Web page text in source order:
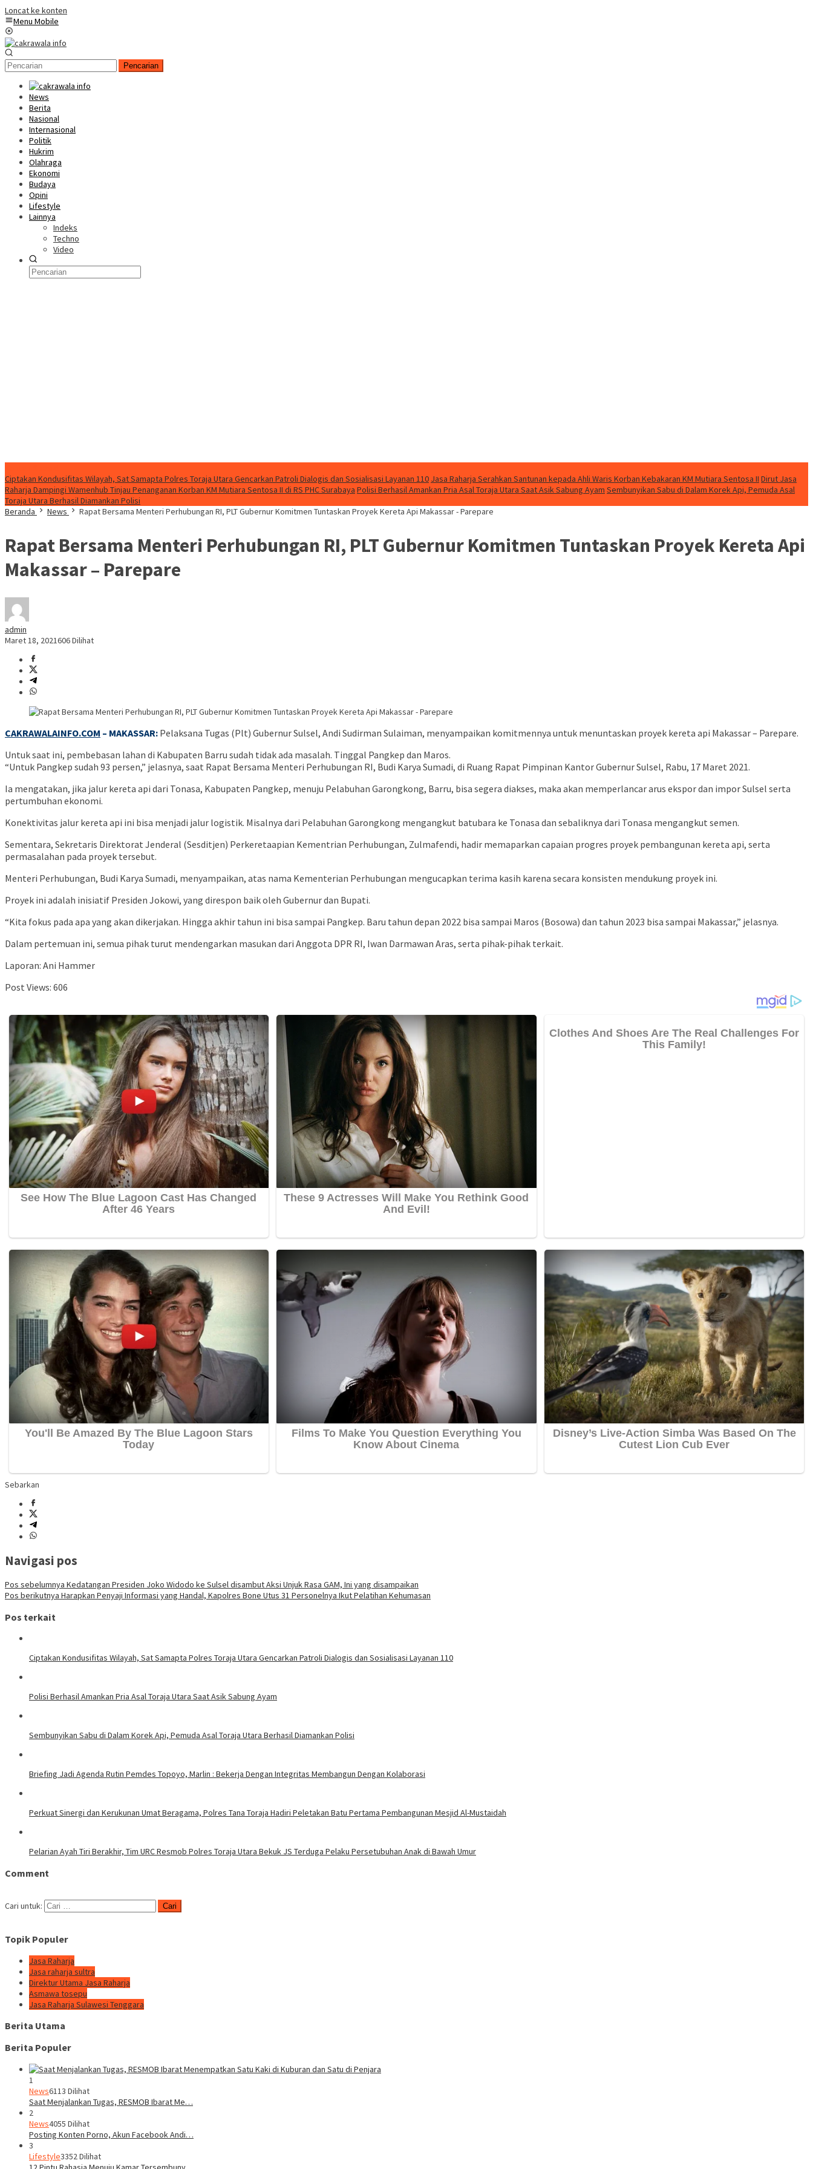
Loncat ke konten
Menu Mobile
Pencarian
News
Berita
Nasional
Internasional
Politik
Hukrim
Olahraga
Ekonomi
Budaya
Opini
Lifestyle
Lainnya
Indeks
Techno
Video
Ciptakan Kondusifitas Wilayah, Sat Samapta Polres Toraja Utara Gencarkan Patroli Dialogis dan Sosialisasi Layanan 110 Jasa Raharja Serahkan Santunan kepada Ahli Waris Korban Kebakaran KM Mutiara Sentosa II Dirut Jasa
Raharja Dampingi Wamenhub Tinjau Penanganan Korban KM Mutiara Sentosa II di RS PHC Surabaya Polisi Berhasil Amankan Pria Asal Toraja Utara Saat Asik Sabung Ayam Sembunyikan Sabu di Dalam Korek Api, Pemuda Asal
Toraja Utara Berhasil Diamankan Polisi
Beranda
News Rapat Bersama Menteri Perhubungan RI, PLT Gubernur Komitmen Tuntaskan Proyek Kereta Api Makassar - Parepare
Rapat Bersama Menteri Perhubungan RI, PLT Gubernur Komitmen Tuntaskan Proyek Kereta Api
Makassar – Parepare
admin
Maret 18, 2021606 Dilihat
CAKRAWALAINFO.COM – MAKASSAR: Pelaksana Tugas (Plt) Gubernur Sulsel, Andi Sudirman Sulaiman, menyampaikan komitmennya untuk menuntaskan proyek kereta api Makassar – Parepare.
Untuk saat ini, pembebasan lahan di Kabupaten Barru sudah tidak ada masalah. Tinggal Pangkep dan Maros.
“Untuk Pangkep sudah 93 persen,” jelasnya, saat Rapat Bersama Menteri Perhubungan RI, Budi Karya Sumadi, di Ruang Rapat Pimpinan Kantor Gubernur Sulsel, Rabu, 17 Maret 2021.
Ia mengatakan, jika jalur kereta api dari Tonasa, Kabupaten Pangkep, menuju Pelabuhan Garongkong, Barru, bisa segera diakses, maka akan memperlancar arus ekspor dan impor Sulsel serta
pertumbuhan ekonomi.
Konektivitas jalur kereta api ini bisa menjadi jalur logistik. Misalnya dari Pelabuhan Garongkong mengangkut batubara ke Tonasa dan sebaliknya dari Tonasa mengangkut semen.
Sementara, Sekretaris Direktorat Jenderal (Sesditjen) Perkeretaapian Kementrian Perhubungan, Zulmafendi, hadir memaparkan capaian progres proyek pembangunan kereta api, serta
permasalahan pada proyek tersebut.
Menteri Perhubungan, Budi Karya Sumadi, menyampaikan, atas nama Kementerian Perhubungan mengucapkan terima kasih karena secara konsisten mendukung proyek ini.
Proyek ini adalah inisiatif Presiden Jokowi, yang direspon baik oleh Gubernur dan Bupati.
“Kita fokus pada apa yang akan dikerjakan. Hingga akhir tahun ini bisa sampai Pangkep. Baru tahun depan 2022 bisa sampai Maros (Bosowa) dan tahun 2023 bisa sampai Makassar,” jelasnya.
Dalam pertemuan ini, semua pihak turut mendengarkan masukan dari Anggota DPR RI, Iwan Darmawan Aras, serta pihak-pihak terkait.
Laporan: Ani Hammer
Post Views: 606
Sebarkan
Navigasi pos
Pos sebelumnya Kedatangan Presiden Joko Widodo ke Sulsel disambut Aksi Unjuk Rasa GAM, Ini yang disampaikan
Pos berikutnya Harapkan Penyaji Informasi yang Handal, Kapolres Bone Utus 31 Personelnya Ikut Pelatihan Kehumasan
Pos terkait
Ciptakan Kondusifitas Wilayah, Sat Samapta Polres Toraja Utara Gencarkan Patroli Dialogis dan Sosialisasi Layanan 110
Polisi Berhasil Amankan Pria Asal Toraja Utara Saat Asik Sabung Ayam
Sembunyikan Sabu di Dalam Korek Api, Pemuda Asal Toraja Utara Berhasil Diamankan Polisi
Briefing Jadi Agenda Rutin Pemdes Topoyo, Marlin : Bekerja Dengan Integritas Membangun Dengan Kolaborasi
Perkuat Sinergi dan Kerukunan Umat Beragama, Polres Tana Toraja Hadiri Peletakan Batu Pertama Pembangunan Mesjid Al-Mustaidah
Pelarian Ayah Tiri Berakhir, Tim URC Resmob Polres Toraja Utara Bekuk JS Terduga Pelaku Persetubuhan Anak di Bawah Umur
Comment
Cari untuk:
Topik Populer
Jasa Raharja
Jasa raharja sultra
Direktur Utama Jasa Raharja
Asmawa tosepu
Jasa Raharja Sulawesi Tenggara
Berita Utama
Berita Populer
1
News6113 Dilihat
Saat Menjalankan Tugas, RESMOB Ibarat Me…
2
News4055 Dilihat
Posting Konten Porno, Akun Facebook Andi…
3
Lifestyle3352 Dilihat